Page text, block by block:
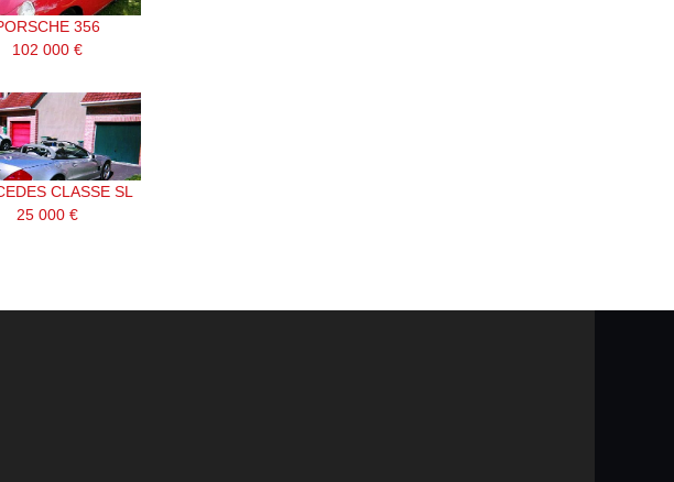
356
102 000 €
CLASSE SL
25 000 €